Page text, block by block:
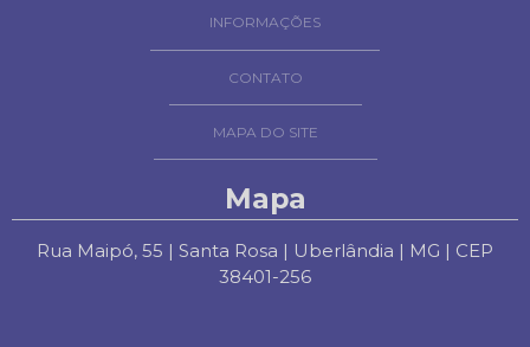
INFORMAÇÕES
CONTATO
MAPA DO SITE
Mapa
Rua Maipó, 55 | Santa Rosa | Uberlândia | MG | CEP
38401-256